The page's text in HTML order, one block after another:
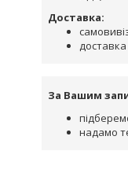
Доставка:
За Вашим
надамо